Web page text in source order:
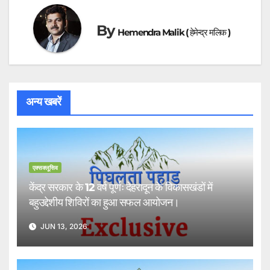
By Hemendra Malik ( हेमेन्द्र मलिक )
अन्य खबरें
एक्सक्लूसिव
केंद्र सरकार के 12 वर्ष पूर्णः देहरादून के विकासखंडों में
बहुउद्देशीय शिविरों का हुआ सफल आयोजन।
JUN 13, 2026